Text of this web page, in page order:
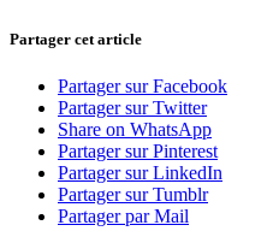
Partager cet article
Partager sur Facebook
Partager sur Twitter
Share on WhatsApp
Partager sur Pinterest
Partager sur LinkedIn
Partager sur Tumblr
Partager par Mail